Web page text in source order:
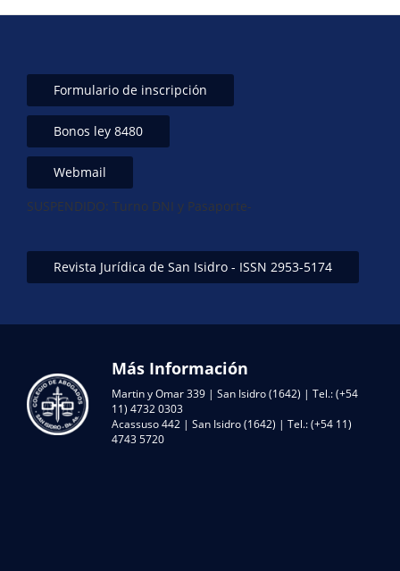
Formulario de inscripción
Bonos ley 8480
Webmail
SUSPENDIDO: Turno DNI y Pasaporte-
Revista Jurídica de San Isidro - ISSN 2953-5174
Más Información
Martin y Omar 339 | San Isidro (1642) | Tel.: (+54
11) 4732 0303
Acassuso 442 | San Isidro (1642) | Tel.: (+54 11)
4743 5720